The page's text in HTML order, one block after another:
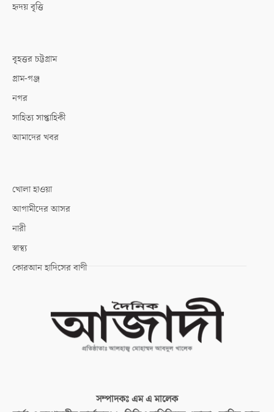
হৃদয় বৃত্তি
বৃহত্তর চট্টগ্রাম
গ্রাম-গঞ্জ
নগর
সাহিত্য সাপ্তাহিকী
আমাদের খবর
খোলা হাওয়া
আগামীদের আসর
নারী
স্বাস্থ্য
কোরআন হাদিসের বাণী
সম্পাদকঃএম এ মালেক